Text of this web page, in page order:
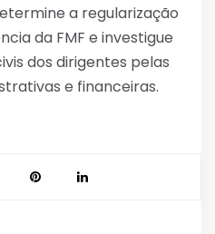
a regularização
da FMF e investigue
dos dirigentes pelas
e financeiras.